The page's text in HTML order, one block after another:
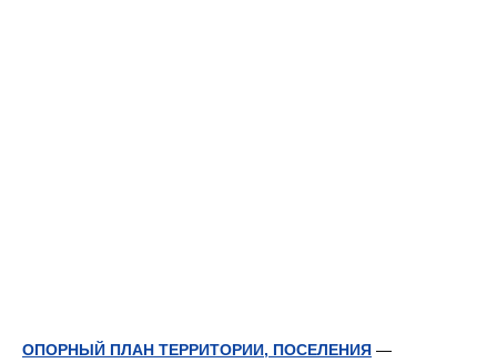
ОПОРНЫЙ ПЛАН ТЕРРИТОРИИ, ПОСЕЛЕНИЯ —